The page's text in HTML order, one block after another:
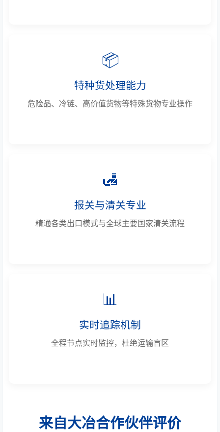
📦
特种货处理能力
危险品、冷链、高价值货物等特殊货物专业操作
🛃
报关与清关专业
精通各类出口模式与全球主要国家清关流程
📊
实时追踪机制
全程节点实时监控，杜绝运输盲区
来自大冶合作伙伴评价